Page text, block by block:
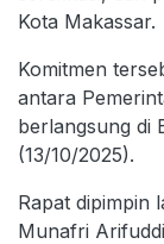
Kota Makassar.
Komitmen
antara
berlangsung di
(13/10/2025).
Rapat dipimpin
Munafri